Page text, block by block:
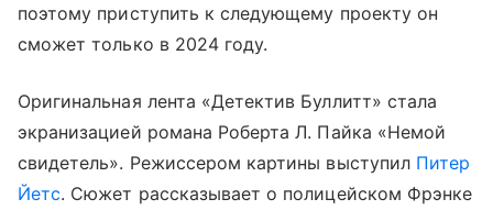
поэтому приступить к следующему проекту он
сможет только в 2024 году.
Оригинальная лента «Детектив Буллитт» стала
экранизацией романа Роберта Л. Пайка «Немой
свидетель». Режиссером картины выступил Питер
Йетс. Сюжет рассказывает о полицейском Фрэнке